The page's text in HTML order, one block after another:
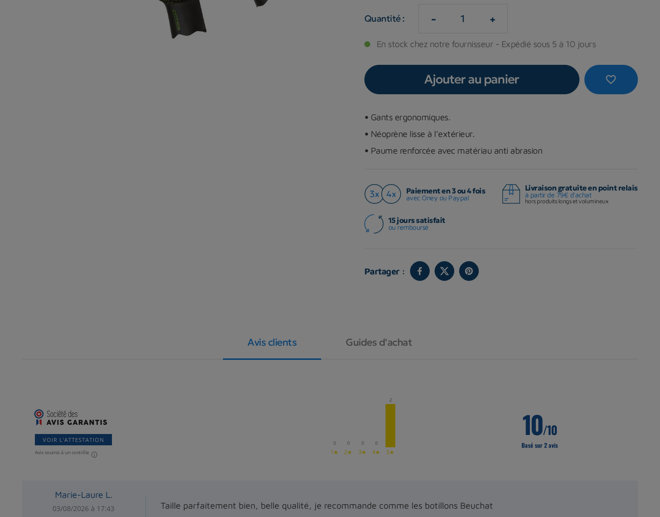
Quantité : - +
En stock chez notre fournisseur - Expédié sous 5 à 10 jours
favorite_border
Ajouter au panier
• Gants ergonomiques.
• Néoprène lisse à l’extérieur.
• Paume renforcée avec matériau anti abrasion
Paiement en 3 ou 4 fois
avec Oney ou Paypal
Livraison gratuite en point relais
à partir de 79€ d'achat
hors produits longs et volumineux
15 jours satisfait
ou remboursé
Partager :
Avis clients Guides d'achat
VOIR L'ATTESTATION
Avis soumis à un contrôle
0
1★
0
2★
0
3★
0
4★
2
5★
10/10
Basé sur 2 avis
Marie-Laure L.
03/08/2026 à 17:43 Taille parfaitement bien, belle qualité, je recommande comme les botillons Beuchat